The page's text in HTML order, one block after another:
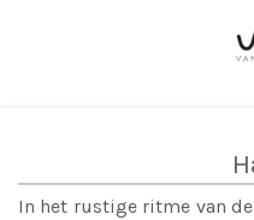
In het rustige ritme van